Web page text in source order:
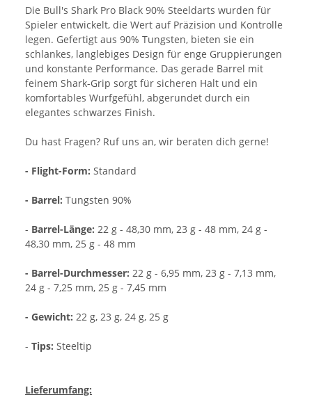
Die Bull's Shark Pro Black 90% Steeldarts wurden für
Spieler entwickelt, die Wert auf Präzision und Kontrolle
legen. Gefertigt aus 90% Tungsten, bieten sie ein
schlankes, langlebiges Design für enge Gruppierungen
und konstante Performance. Das gerade Barrel mit
feinem Shark-Grip sorgt für sicheren Halt und ein
komfortables Wurfgefühl, abgerundet durch ein
elegantes schwarzes Finish.
Du hast Fragen? Ruf uns an, wir beraten dich gerne!
- Flight-Form: Standard
- Barrel: Tungsten 90%
- Barrel-Länge: 22 g - 48,30 mm, 23 g - 48 mm, 24 g -
48,30 mm, 25 g - 48 mm
- Barrel-Durchmesser: 22 g - 6,95 mm, 23 g - 7,13 mm,
24 g - 7,25 mm, 25 g - 7,45 mm
- Gewicht: 22 g, 23 g, 24 g, 25 g
- Tips: Steeltip
Lieferumfang: